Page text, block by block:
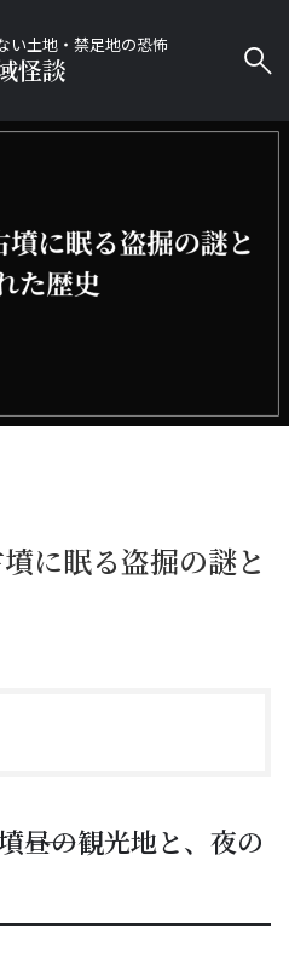
い土地・禁足地の恐怖
怪談
に眠る盗掘の謎と
昼の観光地と、夜の